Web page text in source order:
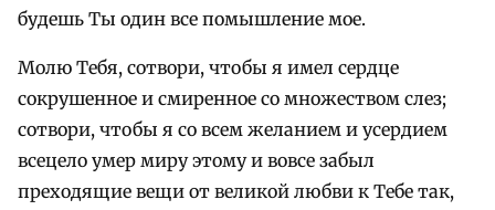
будешь Ты один все помышление мое.
Молю Тебя, сотвори, чтобы я имел сердце
сокрушенное и смиренное со множеством слез;
сотвори, чтобы я со всем желанием и усердием
всецело умер миру этому и вовсе забыл
преходящие вещи от великой любви к Тебе так,